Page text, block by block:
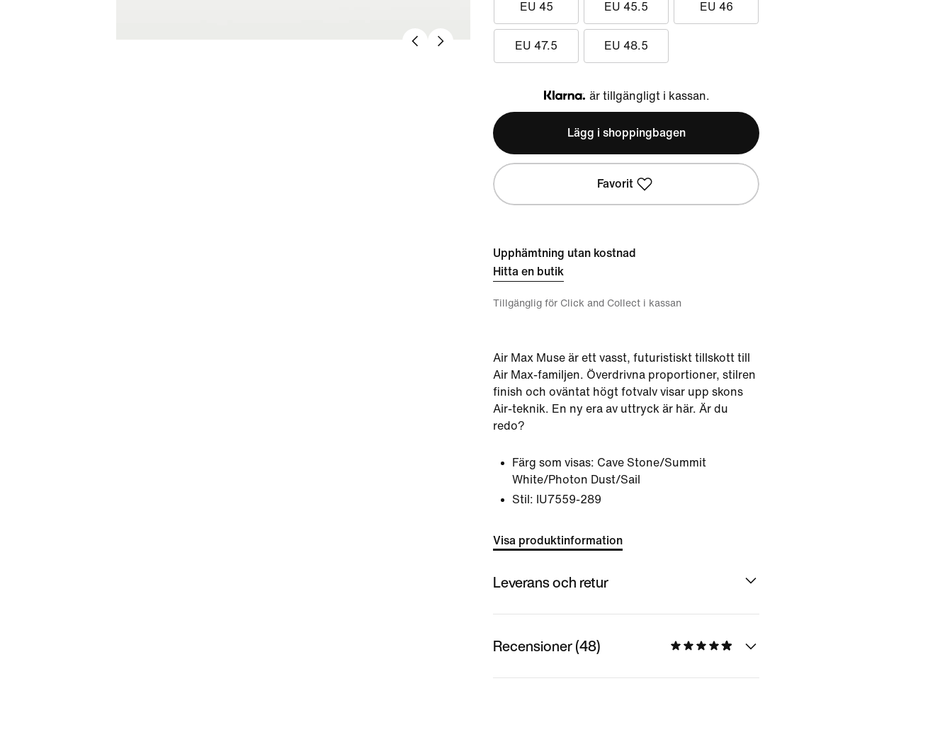
EU 45 EU 45.5 EU 46
EU 47.5 EU 48.5
Klarna
är tillgängligt i kassan.
Lägg i shoppingbagen
Favorit
Upphämtning utan kostnad
Hitta en butik
Tillgänglig för Click and Collect i kassan
Air Max Muse är ett vasst, futuristiskt tillskott till
Air Max-familjen. Överdrivna proportioner, stilren
finish och oväntat högt fotvalv visar upp skons
Air-teknik. En ny era av uttryck är här. Är du
redo?
Färg som visas: Cave Stone/Summit
White/Photon Dust/Sail
Stil: IU7559-289
Visa produktinformation
Leverans och retur
Recensioner (48)